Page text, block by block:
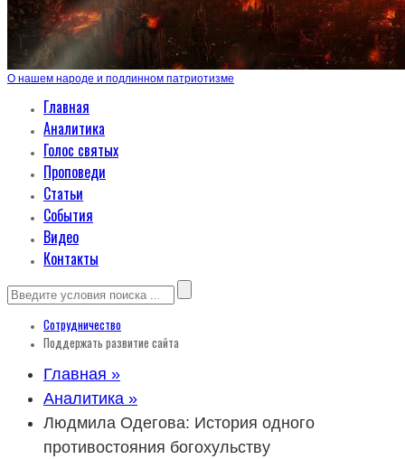
О нашем народе и подлинном патриотизме
Главная
Аналитика
Голос святых
Проповеди
Статьи
События
Видео
Контакты
Сотрудничество
Поддержать развитие сайта
Главная »
Аналитика »
Людмила Одегова: История одного
противостояния богохульству